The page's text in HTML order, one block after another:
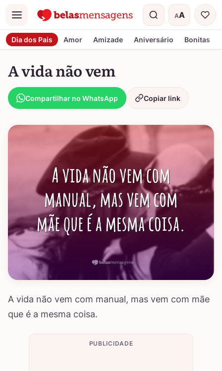
Menu AA
Tamanho do
Dia dos Pais Amor Amizade Aniversário Bonitas
A vida não vem
Compartilhar no WhatsApp Copiar link
A vida não vem com manual, mas vem com mãe
que é a mesma coisa.
PUBLICIDADE